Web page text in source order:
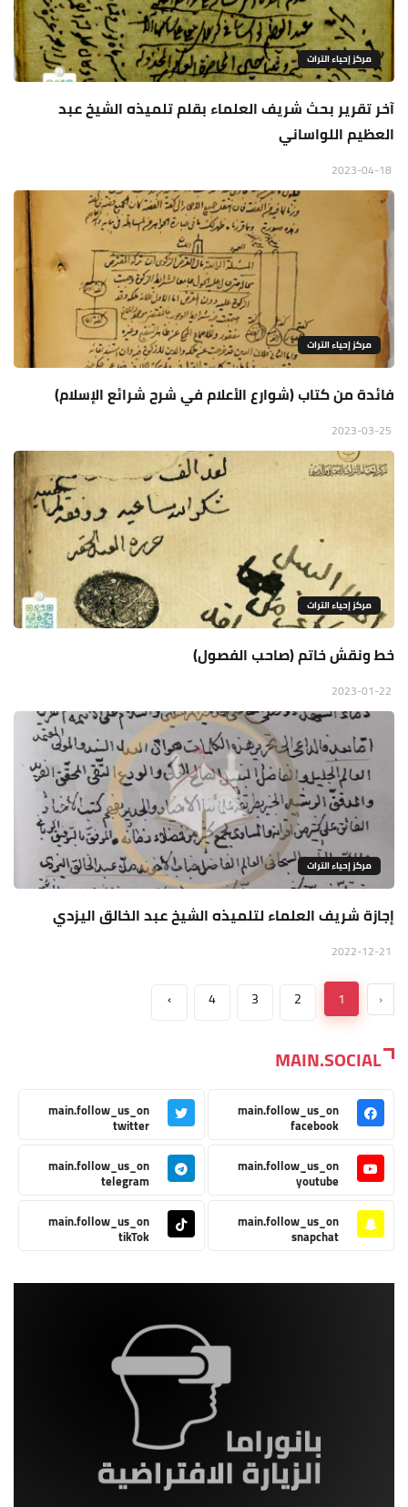
مركز إحياء التراث
آخر تقرير بحث شريف العلماء بقلم تلميذه الشيخ عبد
العظيم اللواساني
مركز إحياء التراث
فائدة من كتاب (شوارع الأعلام في شرح شرائع الإسلام)
مركز إحياء التراث
خط ونقش خاتم (صاحب الفصول)
مركز إحياء التراث
إجازة شريف العلماء لتلميذه الشيخ عبد الخالق اليزدي
‹
1
2
3
4
›
MAIN.SOCIAL
main.follow_us_on
facebook
main.follow_us_on
twitter
main.follow_us_on
youtube
main.follow_us_on
telegram
main.follow_us_on
snapchat
main.follow_us_on
tikTok